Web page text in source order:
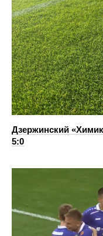
Дзержинский
5:0